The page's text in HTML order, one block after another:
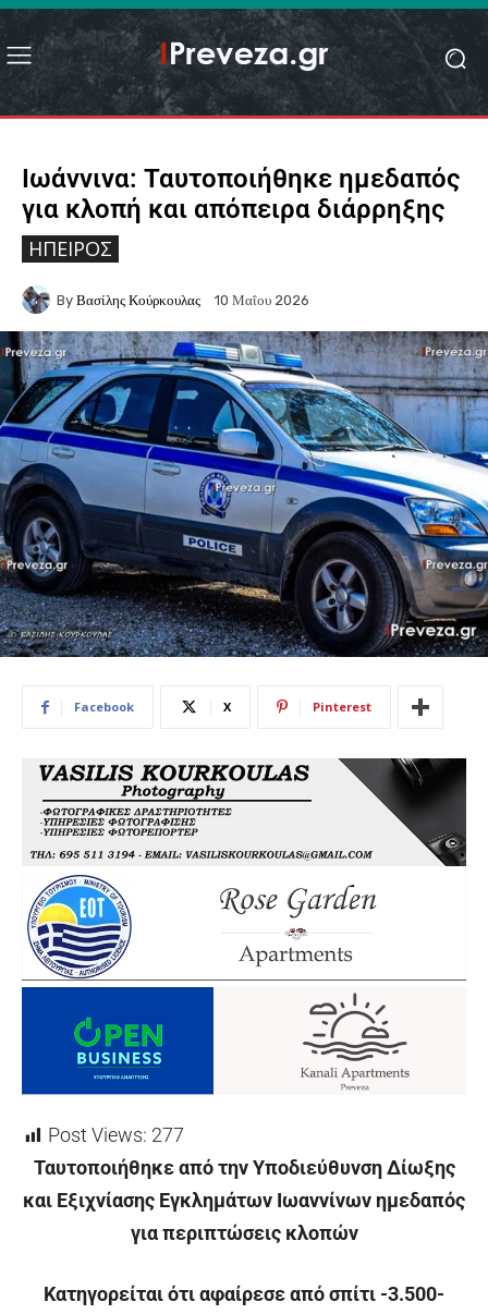
Ιωάννινα: Ταυτοποιήθηκε ημεδαπός
για κλοπή και απόπειρα διάρρηξης
ΉΠΕΙΡΟΣ
By Βασίλης Κούρκουλας 10 Μαΐου 2026
Facebook X Pinterest
Post Views: 277
Ταυτοποιήθηκε από την Υποδιεύθυνση Δίωξης
και Εξιχνίασης Εγκλημάτων Ιωαννίνων ημεδαπός
για περιπτώσεις κλοπών
Κατηγορείται ότι αφαίρεσε από σπίτι -3.500-